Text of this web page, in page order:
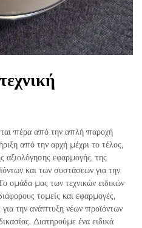
πέρα από την απλή παροχή
από την αρχή μέχρι το τέλος,
αξιολόγησης εφαρμογής, της
και των συστάσεων για την
ομάδα μας των τεχνικών ειδικών
τομείς και εφαρμογές,
την ανάπτυξη νέων προϊόντων
Διατηρούμε ένα ειδικά